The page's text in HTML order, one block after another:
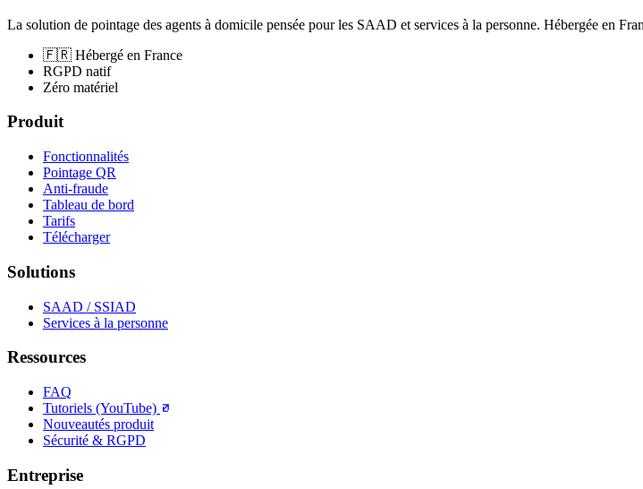
La solution de pointage des agents à domicile pensée pour les SAAD et services à la personne. Hébergée en
🇫🇷 Hébergé en France
RGPD natif
Zéro matériel
Produit
Fonctionnalités
Pointage QR
Anti-fraude
Tableau de bord
Tarifs
Télécharger
Solutions
SAAD / SSIAD
Services à la personne
Ressources
FAQ
Tutoriels (YouTube)
Nouveautés produit
Sécurité & RGPD
Entreprise